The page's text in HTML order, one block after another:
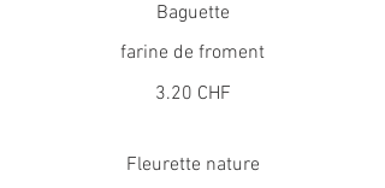
Baguette
farine de froment
3.20 CHF
Fleurette nature